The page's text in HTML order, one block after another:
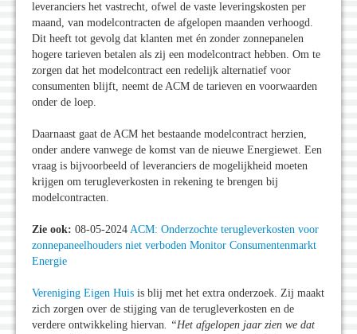
leveranciers het vastrecht, ofwel de vaste leveringskosten per
maand, van modelcontracten de afgelopen maanden verhoogd.
Dit heeft tot gevolg dat klanten met én zonder zonnepanelen
hogere tarieven betalen als zij een modelcontract hebben. Om te
zorgen dat het modelcontract een redelijk alternatief voor
consumenten blijft, neemt de ACM de tarieven en voorwaarden
onder de loep.
Daarnaast gaat de ACM het bestaande modelcontract herzien,
onder andere vanwege de komst van de nieuwe Energiewet. Een
vraag is bijvoorbeeld of leveranciers de mogelijkheid moeten
krijgen om terugleverkosten in rekening te brengen bij
modelcontracten.
Zie ook: 08-05-2024 ACM: Onderzochte terugleverkosten voor
zonnepaneelhouders niet verboden Monitor Consumentenmarkt
Energie
Vereniging Eigen Huis is blij met het extra onderzoek. Zij maakt
zich zorgen over de stijging van de terugleverkosten en de
verdere ontwikkeling hiervan. “Het afgelopen jaar zien we dat